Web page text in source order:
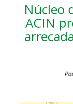
Núcleo
ACIN